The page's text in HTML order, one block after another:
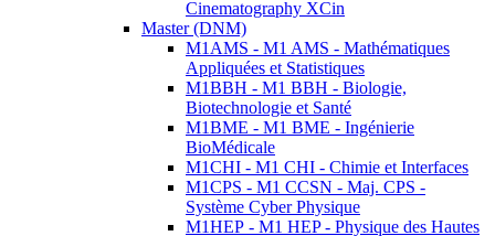
Cinematography XCin
Master (DNM)
M1AMS - M1 AMS - Mathématiques
Appliquées et Statistiques
M1BBH - M1 BBH - Biologie,
Biotechnologie et Santé
M1BME - M1 BME - Ingénierie
BioMédicale
M1CHI - M1 CHI - Chimie et Interfaces
M1CPS - M1 CCSN - Maj. CPS -
Système Cyber Physique
M1HEP - M1 HEP - Physique des Hautes